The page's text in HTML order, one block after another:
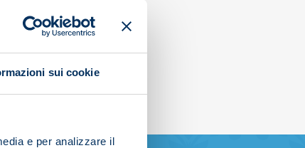
sui cookie
e per analizzare il